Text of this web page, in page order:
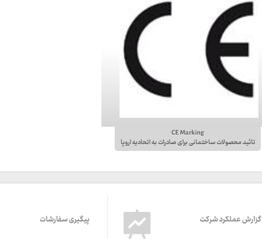
CE Marking
تائید محصولات ساختمانی برای صادرات به اتحادیه اروپا
گزارش عملکرد شرکت پیگیری سفارشات